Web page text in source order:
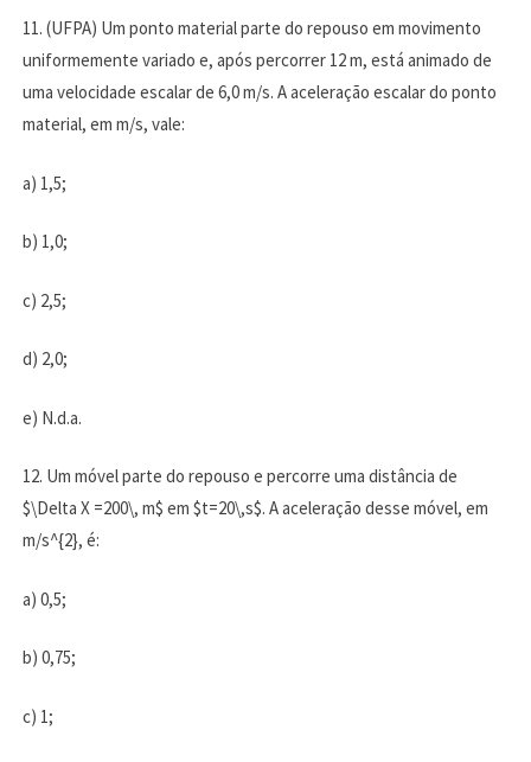
11. (UFPA) Um ponto material parte do repouso em movimento
uniformemente variado e, após percorrer 12 m, está animado de
uma velocidade escalar de 6,0 m/s. A aceleração escalar do ponto
material, em m/s, vale:
a) 1,5;
b) 1,0;
c) 2,5;
d) 2,0;
e) N.d.a.
12. Um móvel parte do repouso e percorre uma distância de
$\Delta X =200\, m$ em $t=20\,s$. A aceleração desse móvel, em
m/s^{2}, é:
a) 0,5;
b) 0,75;
c) 1;